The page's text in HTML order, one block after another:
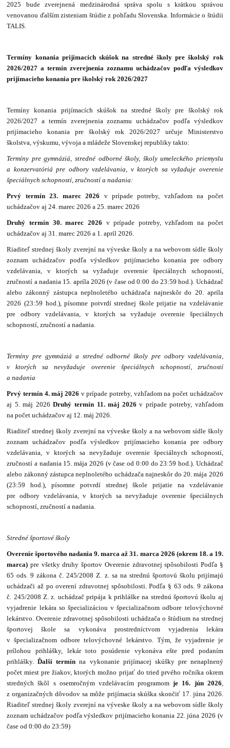
2025 bude zverejnená medzinárodná správa spolu s krátkou správou
venovanou ďalším zisteniam štúdie z pohľadu Slovenska. Informácie o štúdii
TALIS.
Termíny konania prijímacích skúšok na stredné školy pre školský rok
2026/2027 a termín zverejnenia zoznamu uchádzačov podľa výsledkov
prijímacieho konania pre školský rok 2026/2027
Termíny konania prijímacích skúšok na stredné školy pre školský rok
2026/2027 a termín zverejnenia zoznamu uchádzačov podľa výsledkov
prijímacieho konania pre školský rok 2026/2027 určuje Ministerstvo
školstva, výskumu, vývoja a mládeže Slovenskej republiky takto:
Termíny pre gymnáziá, stredné odborné školy, školy umeleckého priemyslu
a konzervatóriá pre odbory vzdelávania, v ktorých sa vyžaduje overenie
špeciálnych schopností, zručností a nadania:
Prvý termín 23. marec 2026 v prípade potreby, vzhľadom na počet
uchádzačov aj 24. marec 2026 a 25. marec 2026
Druhý termín 30. marec 2026 v prípade potreby, vzhľadom na počet
uchádzačov aj 31. marec 2026 a 1. apríl 2026.
Riaditeľ strednej školy zverejní na výveske školy a na webovom sídle školy
zoznam uchádzačov podľa výsledkov prijímacieho konania pre odbory
vzdelávania, v ktorých sa vyžaduje overenie špeciálnych schopností,
zručností a nadania 15. apríla 2026 (v čase od 0:00 do 23:59 hod.). Uchádzač
alebo zákonný zástupca neplnoletého uchádzača najneskôr do 20. apríla
2026 (23:59 hod.), písomne potvrdí strednej škole prijatie na vzdelávanie
pre odbory vzdelávania, v ktorých sa vyžaduje overenie špeciálnych
schopností, zručností a nadania.
Termíny pre gymnáziá a stredné odborné školy pre odbory vzdelávania,
v ktorých sa nevyžaduje overenie špeciálnych schopností, zručností
a nadania
Prvý termín 4. máj 2026 v prípade potreby, vzhľadom na počet uchádzačov
aj 5. máj 2026Druhý termín 11. máj 2026 v prípade potreby, vzhľadom
na počet uchádzačov aj 12. máj 2026.
Riaditeľ strednej školy zverejní na výveske školy a na webovom sídle školy
zoznam uchádzačov podľa výsledkov prijímacieho konania pre odbory
vzdelávania, v ktorých sa nevyžaduje overenie špeciálnych schopností,
zručností a nadania 15. mája 2026 (v čase od 0:00 do 23:59 hod.). Uchádzač
alebo zákonný zástupca neplnoletého uchádzača najneskôr do 20. mája 2026
(23:59 hod.), písomne potvrdí strednej škole prijatie na vzdelávanie
pre odbory vzdelávania, v ktorých sa nevyžaduje overenie špeciálnych
schopností, zručností a nadania.
Stredné športové školy
Overenie športového nadania 9. marca až 31. marca 2026 (okrem 18. a 19.
marca) pre všetky druhy športov Overenie zdravotnej spôsobilosti Podľa §
65 ods. 9 zákona č. 245/2008 Z. z. sa na strednú športovú školu prijímajú
uchádzači až po overení zdravotnej spôsobilosti. Podľa § 63 ods. 9 zákona
č. 245/2008 Z. z. uchádzač pripája k prihláške na strednú športovú školu aj
vyjadrenie lekára so špecializáciou v špecializačnom odbore telovýchovné
lekárstvo. Overenie zdravotnej spôsobilosti uchádzača o štúdium na strednej
športovej škole sa vykonáva prostredníctvom vyjadrenia lekára
v špecializačnom odbore telovýchovné lekárstvo. Tým, že vyjadrenie je
prílohou prihlášky, lekár toto posúdenie vykonáva ešte pred podaním
prihlášky.Ďalší termín na vykonanie prijímacej skúšky pre nenaplnený
počet miest pre žiakov, ktorých možno prijať do tried prvého ročníka okrem
stredných škôl s osemročným vzdelávacím programomje 16. jún 2026,
z organizačných dôvodov sa môže prijímacia skúška skončiť 17. júna 2026.
Riaditeľ strednej školy zverejní na výveske školy a na webovom sídle školy
zoznam uchádzačov podľa výsledkov prijímacieho konania 22. júna 2026 (v
čase od 0:00 do 23:59)